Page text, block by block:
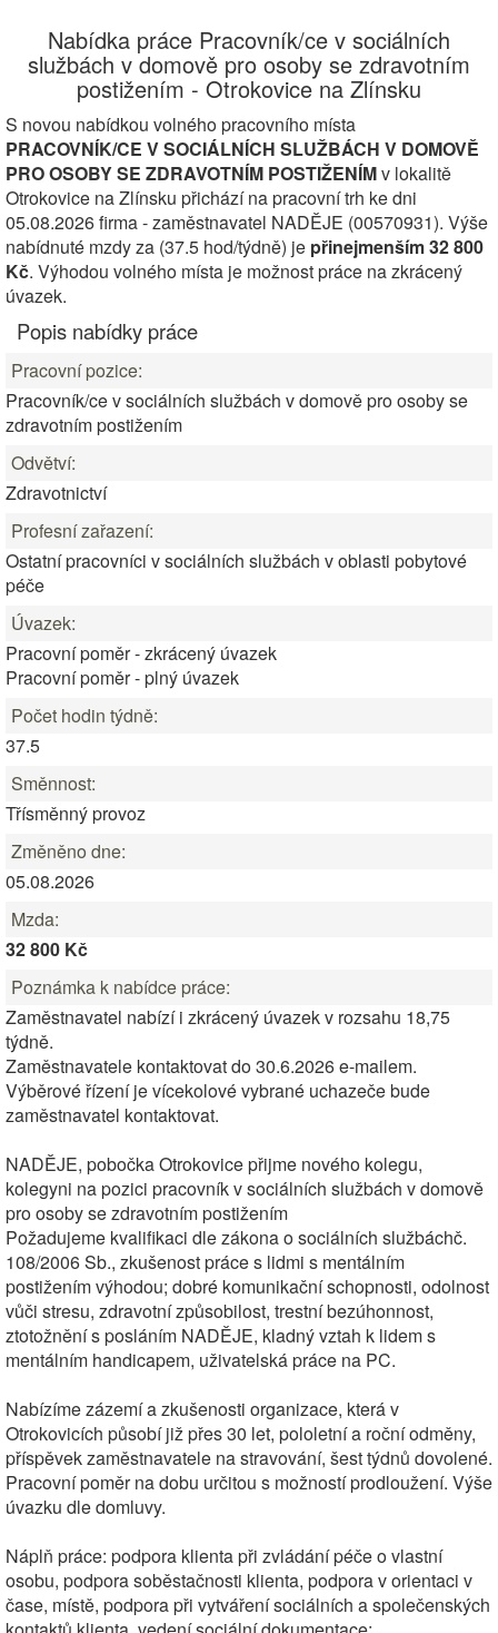
Nabídka práce Pracovník/ce v sociálních
službách v domově pro osoby se zdravotním
postižením - Otrokovice na Zlínsku
S novou nabídkou volného pracovního místa
PRACOVNÍK/CE V SOCIÁLNÍCH SLUŽBÁCH V DOMOVĚ
PRO OSOBY SE ZDRAVOTNÍM POSTIŽENÍMv lokalitě
Otrokovice na Zlínsku přichází na pracovní trh ke dni
05.08.2026 firma - zaměstnavatel NADĚJE (00570931). Výše
nabídnuté mzdy za (37.5 hod/týdně) je přinejmenším 32 800
Kč. Výhodou volného místa je možnost práce na zkrácený
úvazek.
Popis nabídky práce
Pracovní pozice:
Pracovník/ce v sociálních službách v domově pro osoby se
zdravotním postižením
Odvětví:
Zdravotnictví
Profesní zařazení:
Ostatní pracovníci v sociálních službách v oblasti pobytové
péče
Úvazek:
Pracovní poměr - zkrácený úvazek
Pracovní poměr - plný úvazek
Počet hodin týdně:
37.5
Směnnost:
Třísměnný provoz
Změněno dne:
05.08.2026
Mzda:
32 800 Kč
Poznámka k nabídce práce:
Zaměstnavatel nabízí i zkrácený úvazek v rozsahu 18,75
týdně.
Zaměstnavatele kontaktovat do 30.6.2026 e-mailem.
Výběrové řízení je vícekolové vybrané uchazeče bude
zaměstnavatel kontaktovat.
NADĚJE, pobočka Otrokovice přijme nového kolegu,
kolegyni na pozici pracovník v sociálních službách v domově
pro osoby se zdravotním postižením
Požadujeme kvalifikaci dle zákona o sociálních službáchč.
108/2006 Sb., zkušenost práce s lidmi s mentálním
postižením výhodou; dobré komunikační schopnosti, odolnost
vůči stresu, zdravotní způsobilost, trestní bezúhonnost,
ztotožnění s posláním NADĚJE, kladný vztah k lidem s
mentálním handicapem, uživatelská práce na PC.
Nabízíme zázemí a zkušenosti organizace, která v
Otrokovicích působí již přes 30 let, pololetní a roční odměny,
příspěvek zaměstnavatele na stravování, šest týdnů dovolené.
Pracovní poměr na dobu určitou s možností prodloužení. Výše
úvazku dle domluvy.
Náplň práce: podpora klienta při zvládání péče o vlastní
osobu, podpora soběstačnosti klienta, podpora v orientaci v
čase, místě, podpora při vytváření sociálních a společenských